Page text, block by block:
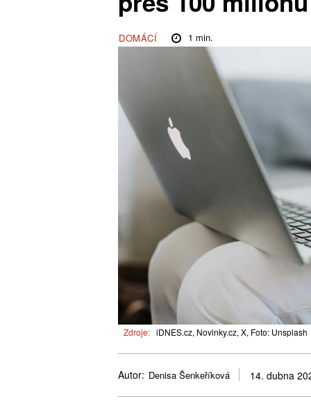
DOMÁCÍ 1 min.
Zdroje: iDNES.cz, Novinky.cz, X, Foto: Unsplash
Autor: Denisa Šenkeříková 14. dubna